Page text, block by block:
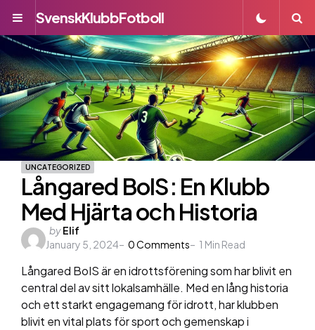
Menu
SvenskKlubbFotboll
UNCATEGORIZED
Långared BoIS: En Klubb
Med Hjärta och Historia
Posted
by
byElif
January 5, 2024
0Comments 1 Min Read
Långared BoIS är en idrottsförening som har blivit en
central del av sitt lokalsamhälle. Med en lång historia
och ett starkt engagemang för idrott, har klubben
blivit en vital plats för sport och gemenskap i